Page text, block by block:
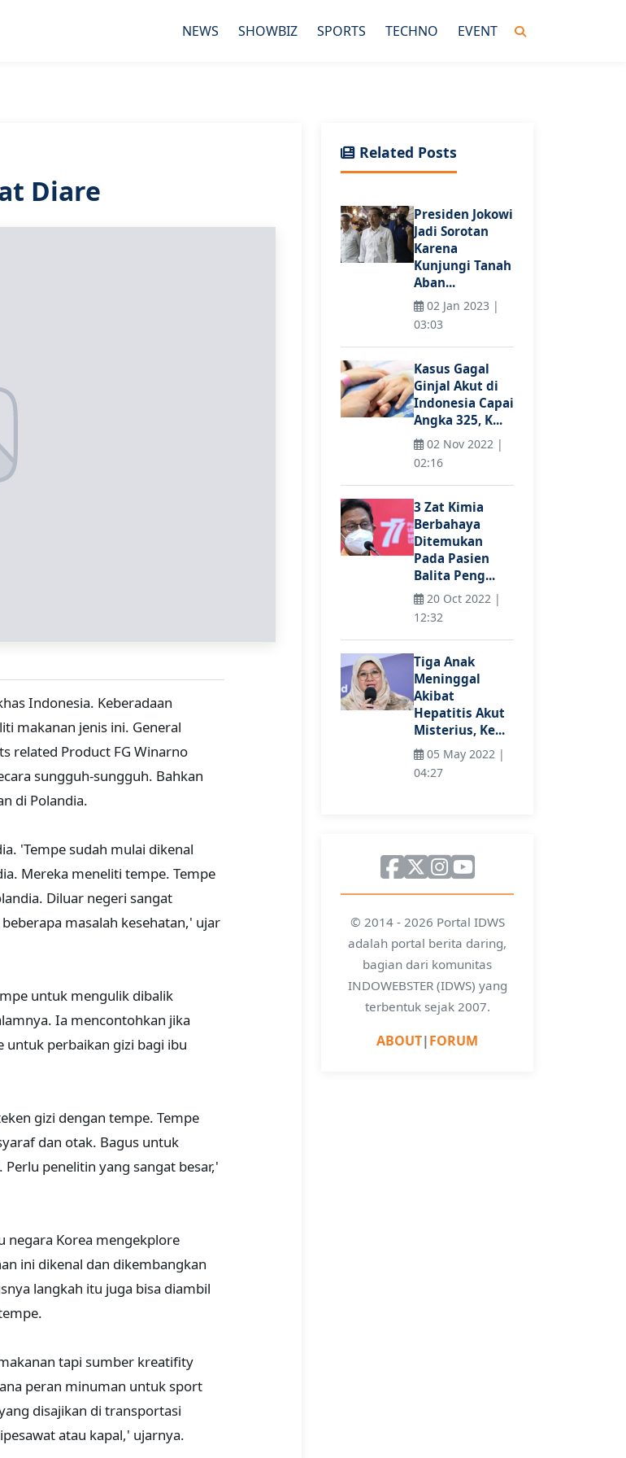
NEWS SHOWBIZ SPORTS TECHNO EVENT
Diare
Indonesia. Keberadaan
makanan jenis ini. General
related Product FG Winarno
sungguh-sungguh. Bahkan
di Polandia.
'Tempe sudah mulai dikenal
Mereka meneliti tempe. Tempe
Diluar negeri sangat
masalah kesehatan,' ujar
untuk mengulik dibalik
Ia mencontohkan jika
perbaikan gizi bagi ibu
gizi dengan tempe. Tempe
dan otak. Bagus untuk
penelitin yang sangat besar,'
Korea mengekplore
ini dikenal dan dikembangkan
langkah itu juga bisa diambil
tapi sumber kreatifity
peran minuman untuk sport
disajikan di transportasi
atau kapal,' ujarnya.
Related Posts
Presiden Jokowi
Jadi Sorotan
Karena
Kunjungi Tanah
Aban...
02 Jan 2023 |
03:03
Kasus Gagal
Ginjal Akut di
Indonesia Capai
Angka 325, K...
02 Nov 2022 |
02:16
3 Zat Kimia
Berbahaya
Ditemukan
Pada Pasien
Balita Peng...
20 Oct 2022 |
12:32
Tiga Anak
Meninggal
Akibat
Hepatitis Akut
Misterius, Ke...
05 May 2022 |
04:27
© 2014 - 2026 Portal IDWS
adalah portal berita daring,
bagian dari komunitas
INDOWEBSTER (IDWS) yang
terbentuk sejak 2007.
ABOUT|FORUM